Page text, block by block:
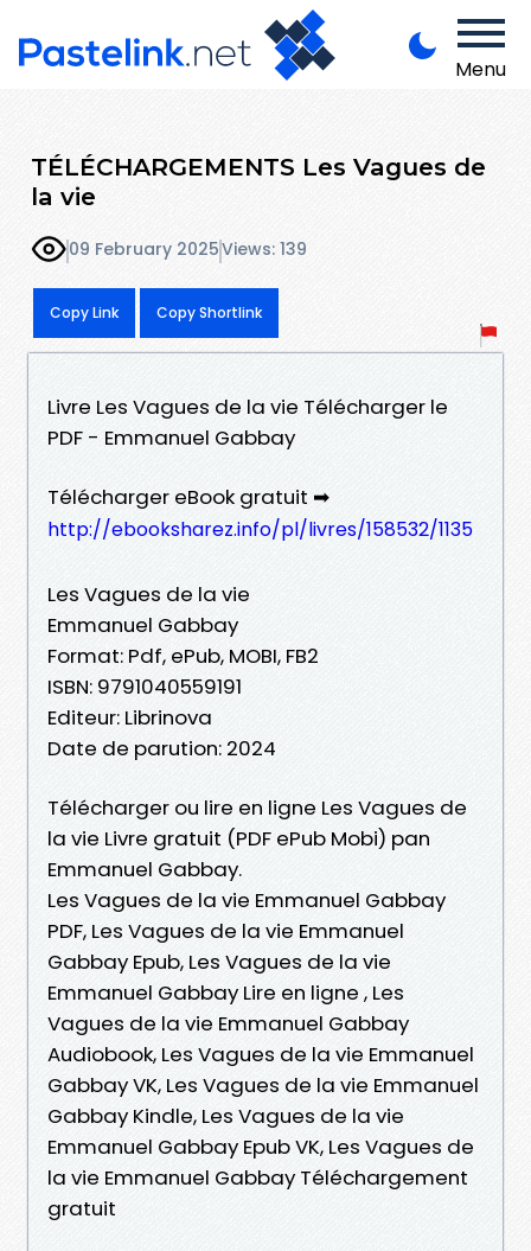
Menu
TÉLÉCHARGEMENTS Les Vagues de
la vie
09 February 2025Views: 139
Copy Link Copy Shortlink
Livre Les Vagues de la vie Télécharger le
PDF - Emmanuel Gabbay
Télécharger eBook gratuit ➡
http://ebooksharez.info/pl/livres/158532/1135
Les Vagues de la vie
Emmanuel Gabbay
Format: Pdf, ePub, MOBI, FB2
ISBN: 9791040559191
Editeur: Librinova
Date de parution: 2024
Télécharger ou lire en ligne Les Vagues de
la vie Livre gratuit (PDF ePub Mobi) pan
Emmanuel Gabbay.
Les Vagues de la vie Emmanuel Gabbay
PDF, Les Vagues de la vie Emmanuel
Gabbay Epub, Les Vagues de la vie
Emmanuel Gabbay Lire en ligne , Les
Vagues de la vie Emmanuel Gabbay
Audiobook, Les Vagues de la vie Emmanuel
Gabbay VK, Les Vagues de la vie Emmanuel
Gabbay Kindle, Les Vagues de la vie
Emmanuel Gabbay Epub VK, Les Vagues de
la vie Emmanuel Gabbay Téléchargement
gratuit